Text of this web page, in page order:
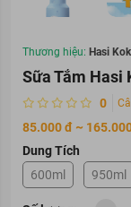
Thương hiệu: Hasi
Sữa Tắm Hasi
0
85.000 đ ~
Dung Tích
600ml
950ml